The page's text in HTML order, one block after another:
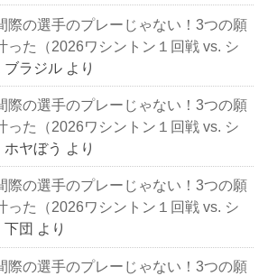
際の選手のプレーじゃない！3つの願
った（2026ワシントン１回戦 vs. シ
ブラジル より
際の選手のプレーじゃない！3つの願
った（2026ワシントン１回戦 vs. シ
ホヤぼう より
際の選手のプレーじゃない！3つの願
った（2026ワシントン１回戦 vs. シ
下団 より
際の選手のプレーじゃない！3つの願